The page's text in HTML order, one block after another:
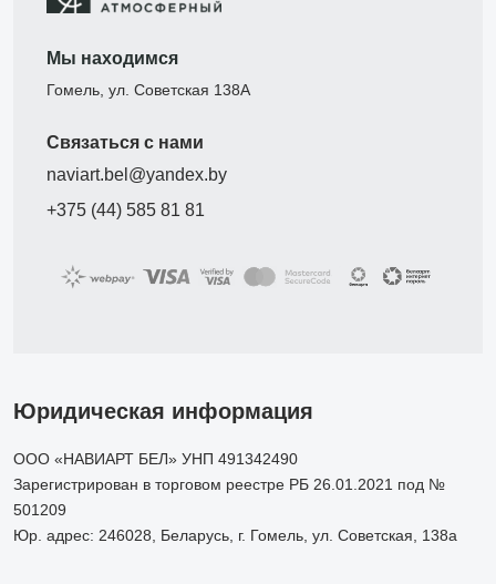
Мы находимся
Гомель, ул. Советская 138А
Связаться с нами
naviart.bel@yandex.by
+375 (44) 585 81 81
Юридическая информация
ООО «НАВИАРТ БЕЛ» УНП 491342490
Зарегистрирован в торговом реестре РБ 26.01.2021 под №
501209
Юр. адрес: 246028, Беларусь, г. Гомель, ул. Советская, 138а